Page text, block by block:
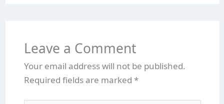
Leave a Comment
Your email address will not be published.
Required fields are marked *